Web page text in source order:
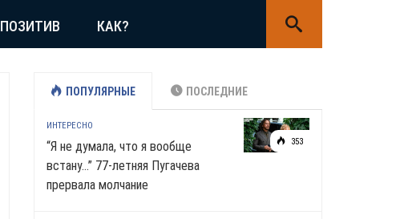
ПОЗИТИВ КАК?
ПОПУЛЯРНЫЕ ПОСЛЕДНИЕ
353
ИНТЕРЕСНО
“Я не думала, что я вообще
встану…” 77-летняя Пугачева
прервала молчание